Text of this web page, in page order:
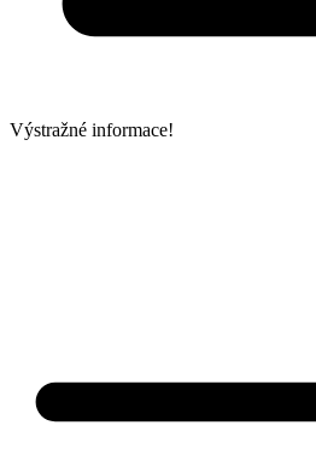
Výstražné informace!